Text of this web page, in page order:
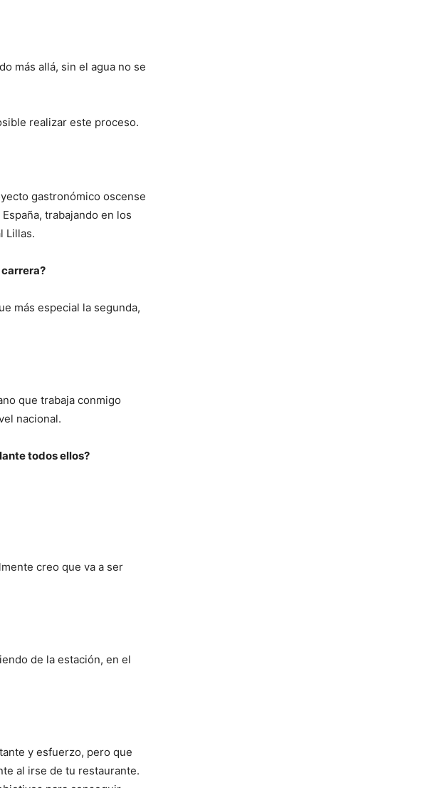
más allá, sin el agua no se
realizar este proceso.
gastronómico oscense
trabajando en los
Lillas.
carrera?
más especial la segunda,
que trabaja conmigo
nacional.
todos ellos?
creo que va a ser
de la estación, en el
y esfuerzo, pero que
al irse de tu restaurante.